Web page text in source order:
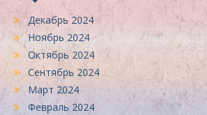
Декабрь 2024
Ноябрь 2024
Октябрь 2024
Сентябрь 2024
Март 2024
Февраль 2024